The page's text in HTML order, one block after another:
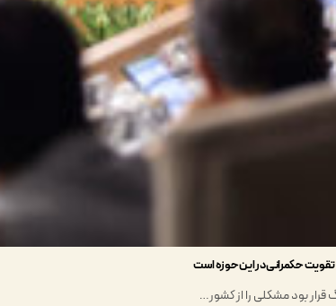
حکمرانی در این حوزه است
قرار بود مشکلی را از کشور…